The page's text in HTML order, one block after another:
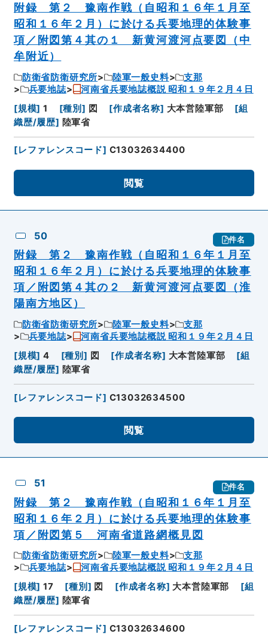
附録 第２ 豫南作戦（自昭和１６年１月至
昭和１６年２月）に於ける兵要地理的体験事
項／附図第４其の１ 新黄河渡河点要図（中
牟附近）
防衛省防衛研究所 陸軍一般史料
支那
兵要地誌
河南省兵要地誌概説 昭和１９年２月４日
[規模] 1 [種別 ] 図 [作成者名称] 大本営陸軍部 [組
織歴/履歴] 陸軍省
[レファレンスコード] C13032634400
閲覧
50 件名
附録 第２ 豫南作戦（自昭和１６年１月至
昭和１６年２月）に於ける兵要地理的体験事
項／附図第４其の２ 新黄河渡河点要図（淮
陽南方地区）
防衛省防衛研究所 陸軍一般史料
支那
兵要地誌
河南省兵要地誌概説 昭和１９年２月４日
[規模] 4 [種別 ] 図 [作成者名称] 大本営陸軍部 [組
織歴/履歴] 陸軍省
[レファレンスコード] C13032634500
閲覧
51 件名
附録 第２ 豫南作戦（自昭和１６年１月至
昭和１６年２月）に於ける兵要地理的体験事
項／附図第５ 河南省道路網概見図
防衛省防衛研究所 陸軍一般史料
支那
兵要地誌
河南省兵要地誌概説 昭和１９年２月４日
[規模] 17 [種別 ] 図 [作成者名称] 大本営陸軍部 [組
織歴/履歴] 陸軍省
[レファレンスコード] C13032634600